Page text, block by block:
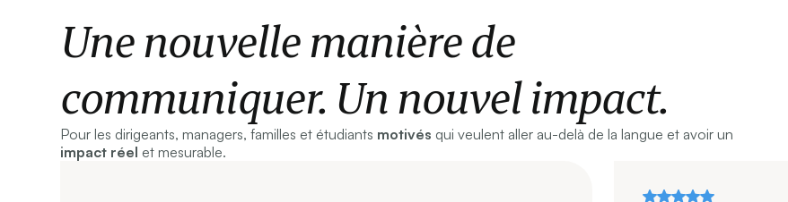
Une nouvelle manière de
communiquer. Un nouvel impact.
Pour les dirigeants, managers, familles et étudiants motivés qui veulent aller au-delà de la langue et avoir un
impact réel et mesurable.